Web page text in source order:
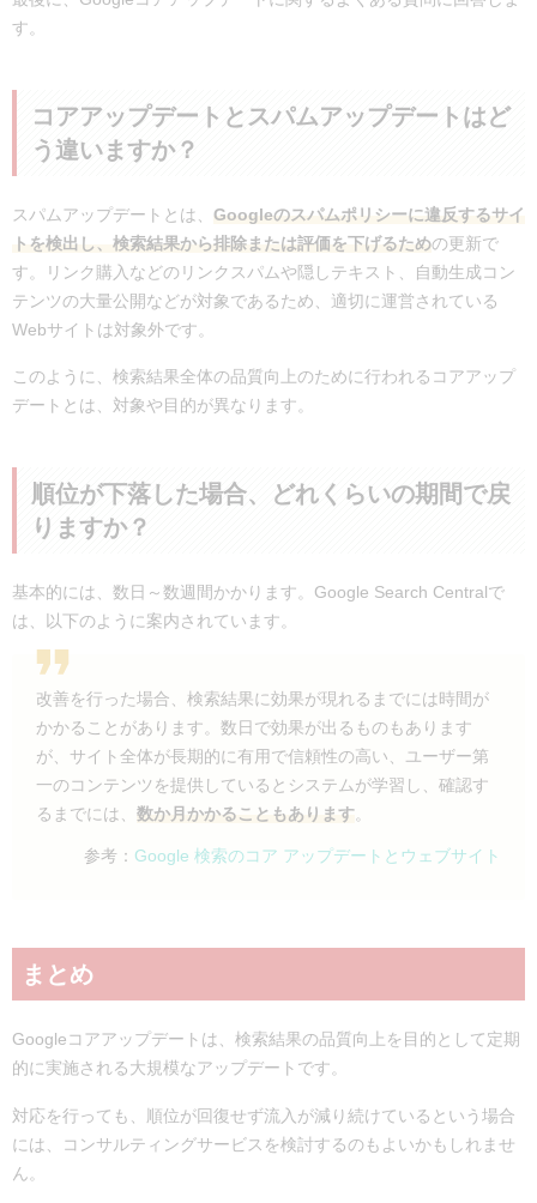
す。
コアアップデートとスパムアップデートはど
う違いますか？
スパムアップデートとは、 Googleのスパムポリシーに違反するサイ
トを検出し、検索結果から排除または評価を下げるための更新で
す。リンク購入などのリンクスパムや隠しテキスト、自動生成コン
テンツの大量公開などが対象であるため、適切に運営されている
Webサイトは対象外です。
このように、検索結果全体の品質向上のために行われるコアアップ
デートとは、対象や目的が異なります。
順位が下落した場合、どれくらいの期間で戻
りますか？
基本的には、数日～数週間かかります。Google Search Centralで
は、以下のように案内されています。
改善を行った場合、検索結果に効果が現れるまでには時間が
かかることがあります。数日で効果が出るものもあります
が、サイト全体が長期的に有用で信頼性の高い、ユーザー第
一のコンテンツを提供しているとシステムが学習し、確認す
るまでには、 数か月かかることもあります。
参考： Google 検索のコア アップデートとウェブサイト
まとめ
Googleコアアップデートは、検索結果の品質向上を目的として定期
的に実施される大規模なアップデートです。
対応を行っても、順位が回復せず流入が減り続けているという場合
には、コンサルティングサービスを検討するのもよいかもしれませ
ん。